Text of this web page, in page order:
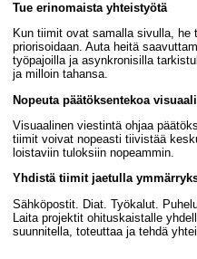
Ajatuskartat
Käsitekartat
Vuokaaviot
Erikoistunut
Tiekartat
Tekninen
Prototyypit ja
Suunnittelu
Org-
Tue erinomaista yhteistyötä
Kun tiimit ovat samalla sivulla,
priorisoidaan. Auta heitä
työpajoilla ja asynkronisilla
ja milloin tahansa.
Nopeuta päätöksentekoa
Visuaalinen viestintä ohjaa
tiimit voivat nopeasti tiivistää
loistaviin tuloksiin nopeammin.
Yhdistä tiimit jaetulla
Sähköpostit. Diat. Työkalut.
Laita projektit ohituskaistalle
suunnitella, toteuttaa ja tehdä